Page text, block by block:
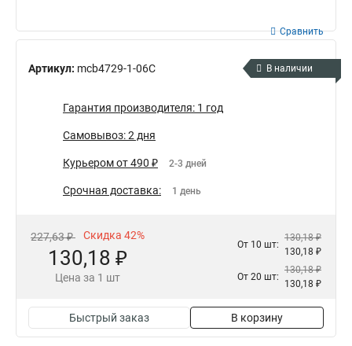
Артикул: mcb4729-1-06C
Сравнить
В наличии
Гарантия производителя: 1 год
Самовывоз: 2 дня
Курьером от 490 ₽ 2-3 дней
Срочная доставка: 1 день
227,63 ₽ Скидка 42%
130,18 ₽
Цена за 1 шт
От 10 шт:
130,18 ₽
130,18 ₽
От 20 шт:
130,18 ₽
130,18 ₽
Быстрый заказ В корзину